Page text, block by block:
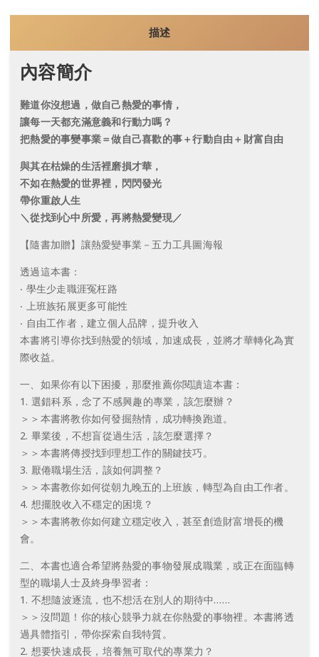
描述
內容簡介
難道你沒想過，做自己熱愛的事情，
讓每一天都充滿意義和行動力嗎？
把熱愛的事變事業＝做自己喜歡的事＋行動自由＋財富自由
與其在枯燥的生活裡磨損才華，
不如在熱愛的世界裡，閃閃發光
帶你重啟人生
＼從找到心中所愛，再將熱愛變現／
【隨書加贈】讓熱愛變事業－五力工具圖海報
透過這本書：
‧ 學生少走職涯冤枉路
‧ 上班族拓展更多可能性
‧ 自由工作者，建立個人品牌，提升收入
本書將引導你找到熱愛的領域，加速成長，並將才華轉化為實
際收益。
一、如果你有以下困擾，那麼推薦你閱讀這本書：
1. 選錯科系，念了不感興趣的專業，該怎麼辦？
＞＞本書將教你如何發掘熱情，成功轉換跑道。
2. 畢業後，不想盲從過生活，該怎麼選擇？
＞＞本書將傳授找到理想工作的關鍵技巧。
3. 厭倦職場生活，該如何調整？
＞＞本書教你如何從朝九晚五的上班族，轉型為自由工作者。
4. 想擺脫收入不穩定的困境？
＞＞本書將教你如何建立穩定收入，甚至創造財富增長的機
會。
二、本書也適合希望將熱愛的事物發展成職業，或正在面臨轉
型的職場人士及終身學習者：
1. 不想隨波逐流，也不想活在別人的期待中……
＞＞沒問題！你的核心競爭力就在你熱愛的事物裡。本書將透
過具體指引，帶你探索自我特質。
2. 想要快速成長，培養無可取代的專業力？